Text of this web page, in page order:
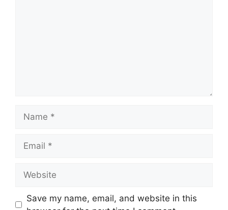
Save my name, email, and website in this